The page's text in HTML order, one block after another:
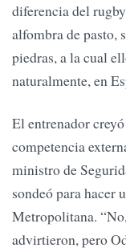
diferencia del
alfombra de pasto,
piedras, a la cual
naturalmente, en
El entrenador
competencia
ministro de
sondeó para hacer
Metropolitana.
advirtieron, pero